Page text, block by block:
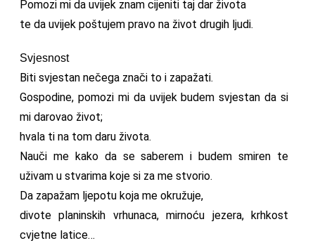
Pomozi mi da uvijek znam cijeniti taj dar života
te da uvijek poštujem pravo na život drugih ljudi.
Svjesnost
Biti svjestan nečega znači to i zapažati.
Gospodine, pomozi mi da uvijek budem svjestan da si
mi darovao život;
hvala ti na tom daru života.
Nauči me kako da se saberem i budem smiren te
uživam u stvarima koje si za me stvorio.
Da zapažam ljepotu koja me okružuje,
divote planinskih vrhunaca, mirnoću jezera, krhkost
cvjetne latice…